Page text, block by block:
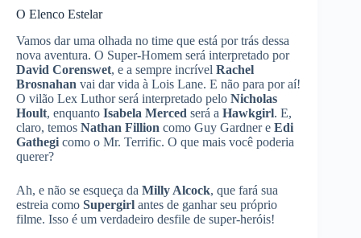
O Elenco Estelar
Vamos dar uma olhada no time que está por trás dessa
nova aventura. O Super-Homem será interpretado por
David Corenswet, e a sempre incrível Rachel
Brosnahan vai dar vida à Lois Lane. E não para por aí!
O vilão Lex Luthor será interpretado pelo Nicholas
Hoult, enquanto Isabela Merced será a Hawkgirl. E,
claro, temos Nathan Fillion como Guy Gardner e Edi
Gathegi como o Mr. Terrific. O que mais você poderia
querer?
Ah, e não se esqueça da Milly Alcock, que fará sua
estreia como Supergirl antes de ganhar seu próprio
filme. Isso é um verdadeiro desfile de super-heróis!